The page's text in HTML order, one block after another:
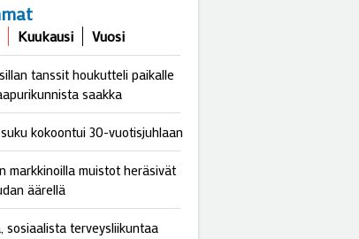
Kuukausi Vuosi
tanssit houkutteli paikalle
saakka
kokoontui 30-vuotisjuhlaan
markkinoilla muistot heräsivät
äärellä
sosiaalista terveysliikuntaa